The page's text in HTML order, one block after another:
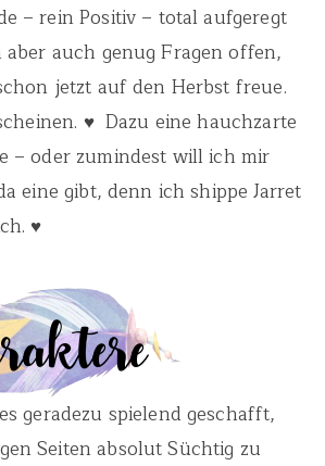
– rein Positiv – total aufgeregt
aber auch genug Fragen offen,
jetzt auf den Herbst freue.
♥ Dazu eine hauchzarte
– oder zumindest will ich mir
eine gibt, denn ich shippe Jarret
♥
geradezu spielend geschafft,
Seiten absolut Süchtig zu